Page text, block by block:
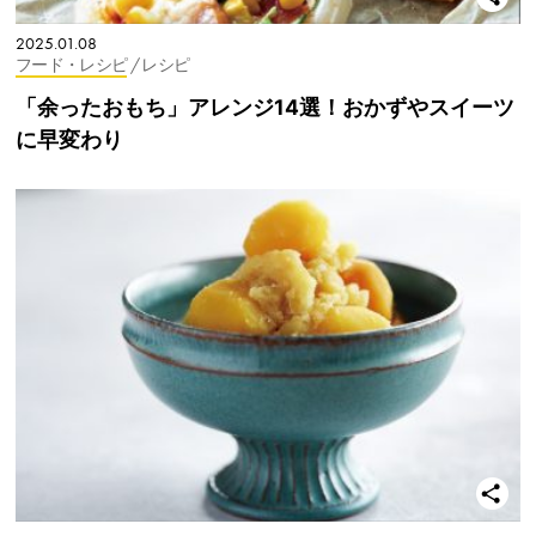
2025.01.08
フード・レシピ / レシピ
「余ったおもち」アレンジ14選！おかずやスイーツ
に早変わり